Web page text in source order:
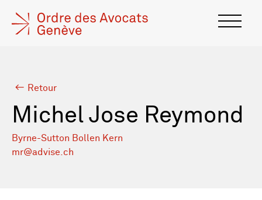
Retour
Michel Jose Reymond
Byrne-Sutton Bollen Kern
mr@advise.ch